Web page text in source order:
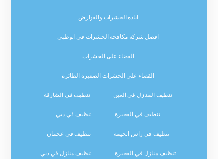
اباده الحشرات والقوارض
افضل شركة مكافحة الحشرات في ابوظبي
القضاء على الحشرات
القضاء على الحشرات الصغيرة الطائرة
تنظيف المنازل في العين تنظيف في الشارقة
تنظيف في الفجيرة تنظيف في دبي
تنظيف في راس الخيمة تنظيف في عجمان
تنظيف منازل في الفجيرة تنظيف منازل في دبي